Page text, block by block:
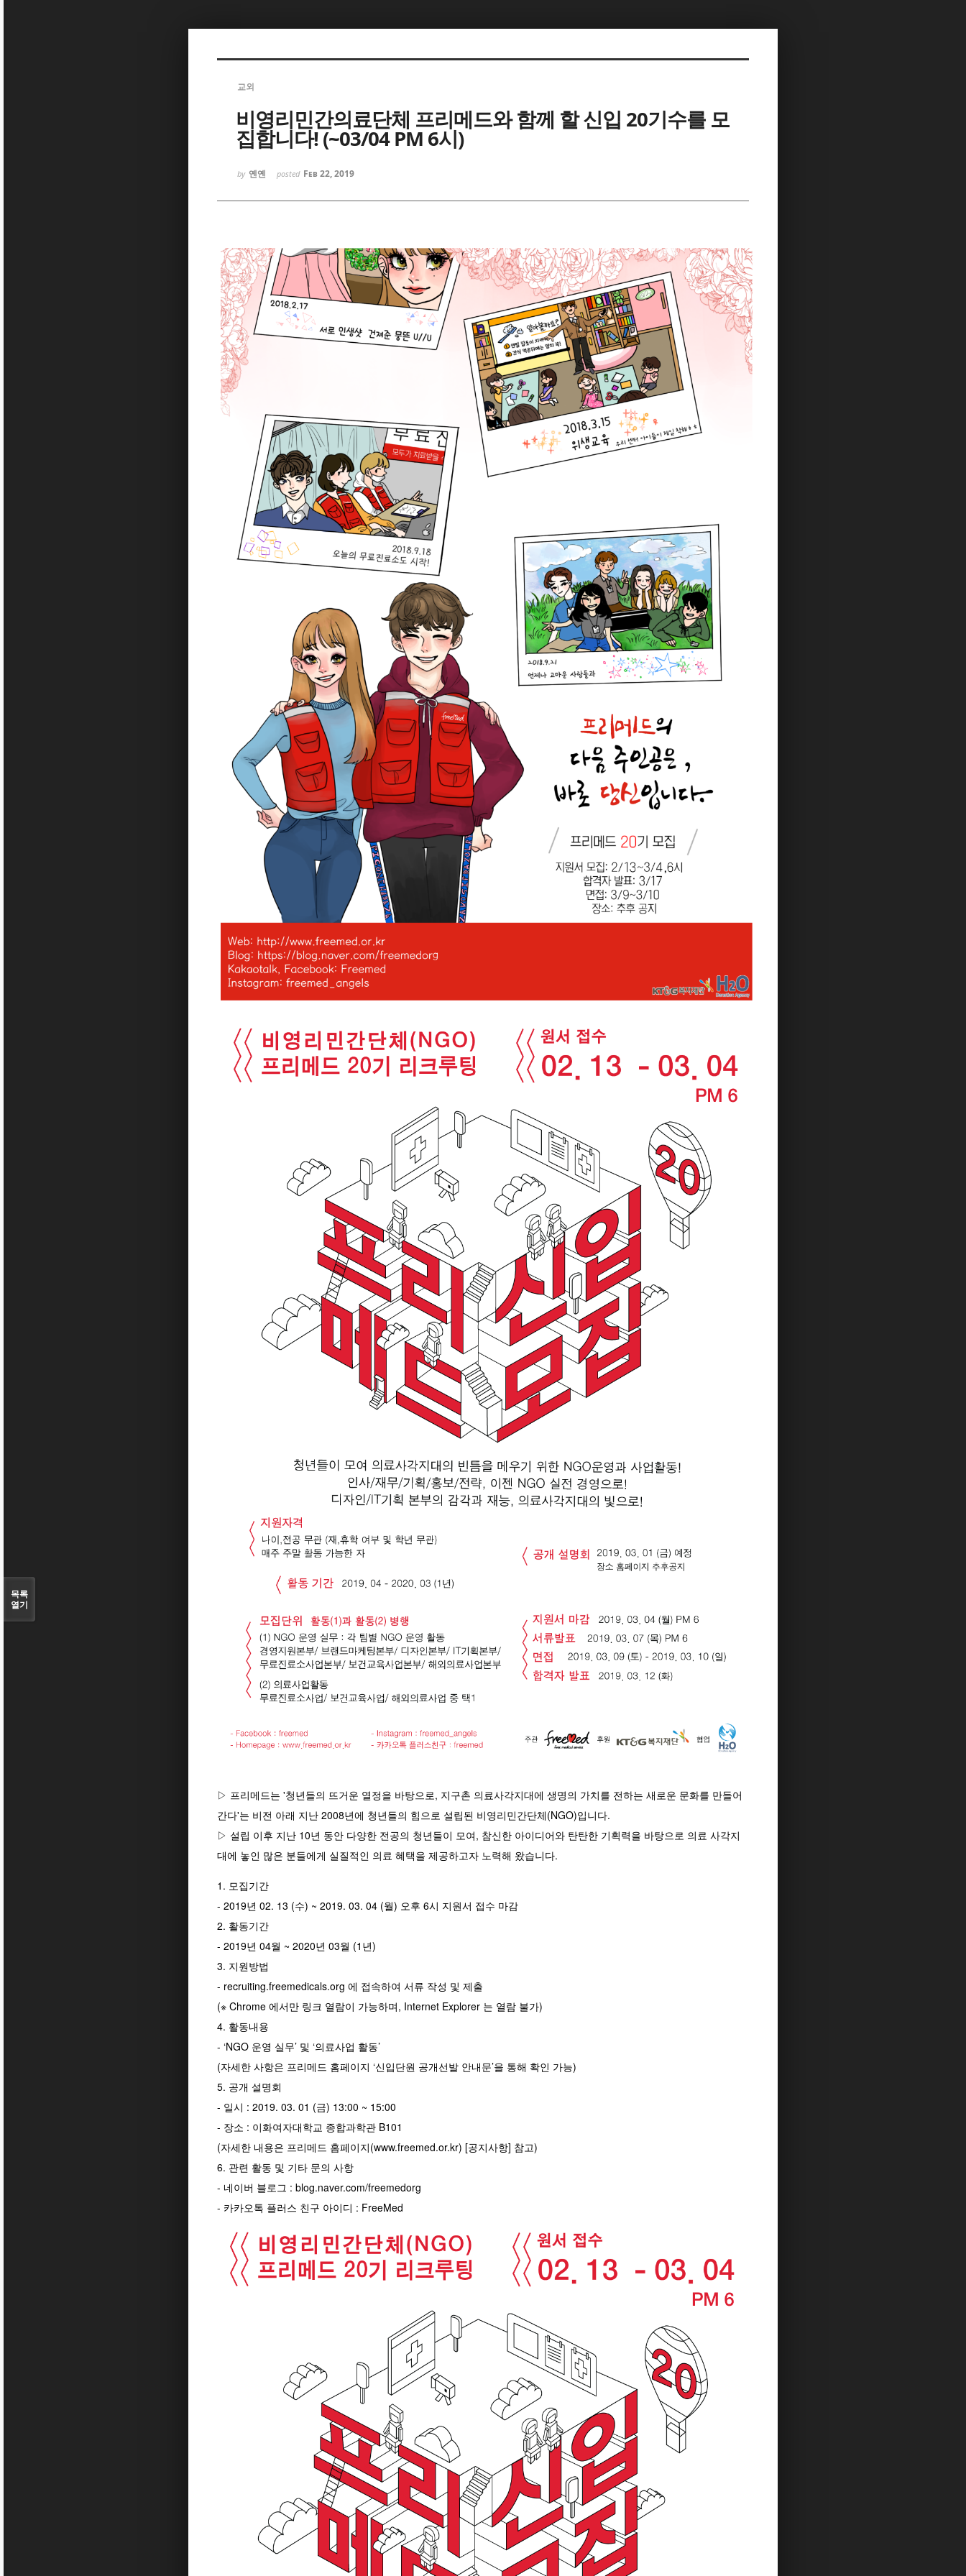
교외
비영리민간의료단체 프리메드와 함께 할 신입 20기수를 모
집합니다! (~03/04 PM 6시)
by 옌옌 posted Feb 22, 2019
▷ 프리메드는 '청년들의 뜨거운 열정을 바탕으로, 지구촌 의료사각지대에 생명의 가치를 전하는 새로운 문화를 만들어
간다'는 비전 아래 지난 2008년에 청년들의 힘으로 설립된 비영리민간단체(NGO)입니다.
▷ 설립 이후 지난 10년 동안 다양한 전공의 청년들이 모여, 참신한 아이디어와 탄탄한 기획력을 바탕으로 의료 사각지
대에 놓인 많은 분들에게 실질적인 의료 혜택을 제공하고자 노력해 왔습니다.
1. 모집기간
- 2019년 02. 13 (수) ~ 2019. 03. 04 (월) 오후 6시 지원서 접수 마감
2. 활동기간
- 2019년 04월 ~ 2020년 03월 (1년)
3. 지원방법
- recruiting.freemedicals.org 에 접속하여 서류 작성 및 제출
(※ Chrome 에서만 링크 열람이 가능하며, Internet Explorer 는 열람 불가)
4. 활동내용
- ‘NGO 운영 실무’ 및 ‘의료사업 활동’
(자세한 사항은 프리메드 홈페이지 ‘신입단원 공개선발 안내문’을 통해 확인 가능)
5. 공개 설명회
- 일시 : 2019. 03. 01 (금) 13:00 ~ 15:00
- 장소 : 이화여자대학교 종합과학관 B101
(자세한 내용은 프리메드 홈페이지(www.freemed.or.kr) [공지사항] 참고)
6. 관련 활동 및 기타 문의 사항
- 네이버 블로그 : blog.naver.com/freemedorg
- 카카오톡 플러스 친구 아이디 : FreeMed
목록
열기
Sketchbook5, 스케치북5
Sketchbook5, 스케치북5